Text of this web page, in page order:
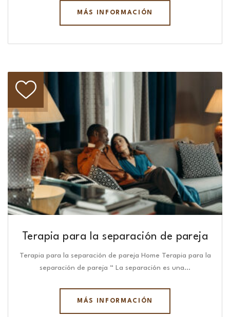
MÁS INFORMACIÓN
Terapia para la separación de pareja
Terapia para la separación de pareja Home Terapia para la
separación de pareja “ La separación es una…
MÁS INFORMACIÓN